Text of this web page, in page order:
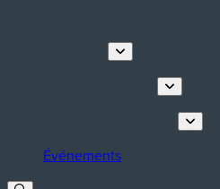
Événements